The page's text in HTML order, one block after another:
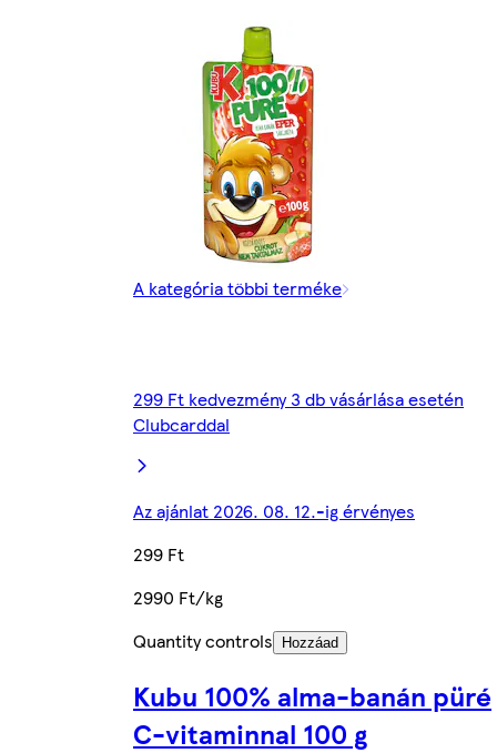
A kategória többi terméke
299 Ft kedvezmény 3 db vásárlása esetén
Clubcarddal
Az ajánlat 2026. 08. 12.-ig érvényes
299 Ft
2990 Ft/kg
Quantity controls
Hozzáad
Kubu 100% alma-banán püré
C-vitaminnal 100 g